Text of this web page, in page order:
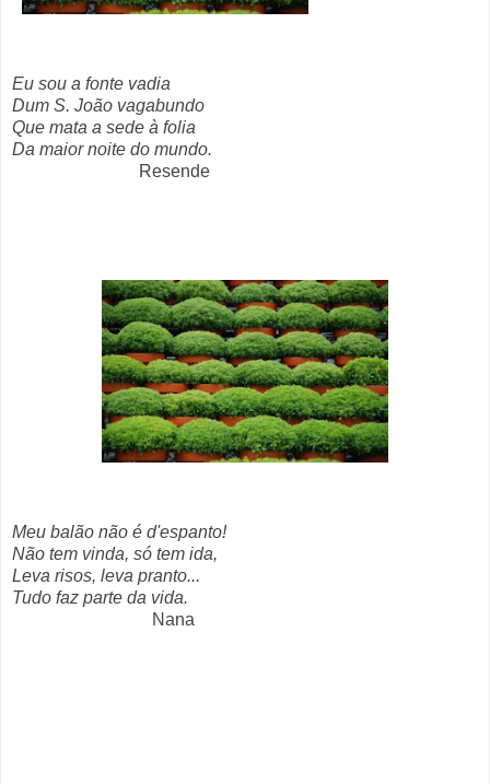
Eu sou a fonte vadia
Dum S. João vagabundo
Que mata a sede à folia
Da maior noite do mundo.
Resende
Meu balão não é d'espanto!
Não tem vinda, só tem ida,
Leva risos, leva pranto...
Tudo faz parte da vida.
Nana